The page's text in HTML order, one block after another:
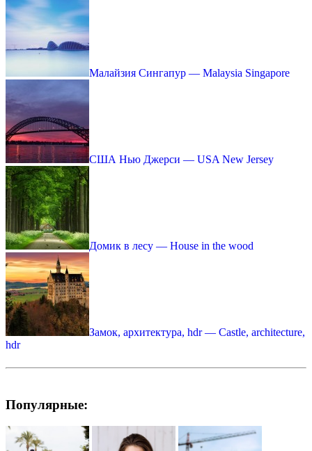
Малайзия Сингапур — Malaysia Singapore
США Нью Джерси — USA New Jersey
Домик в лесу — House in the wood
Замок, архитектура, hdr — Castle, architecture,
hdr
Популярные: